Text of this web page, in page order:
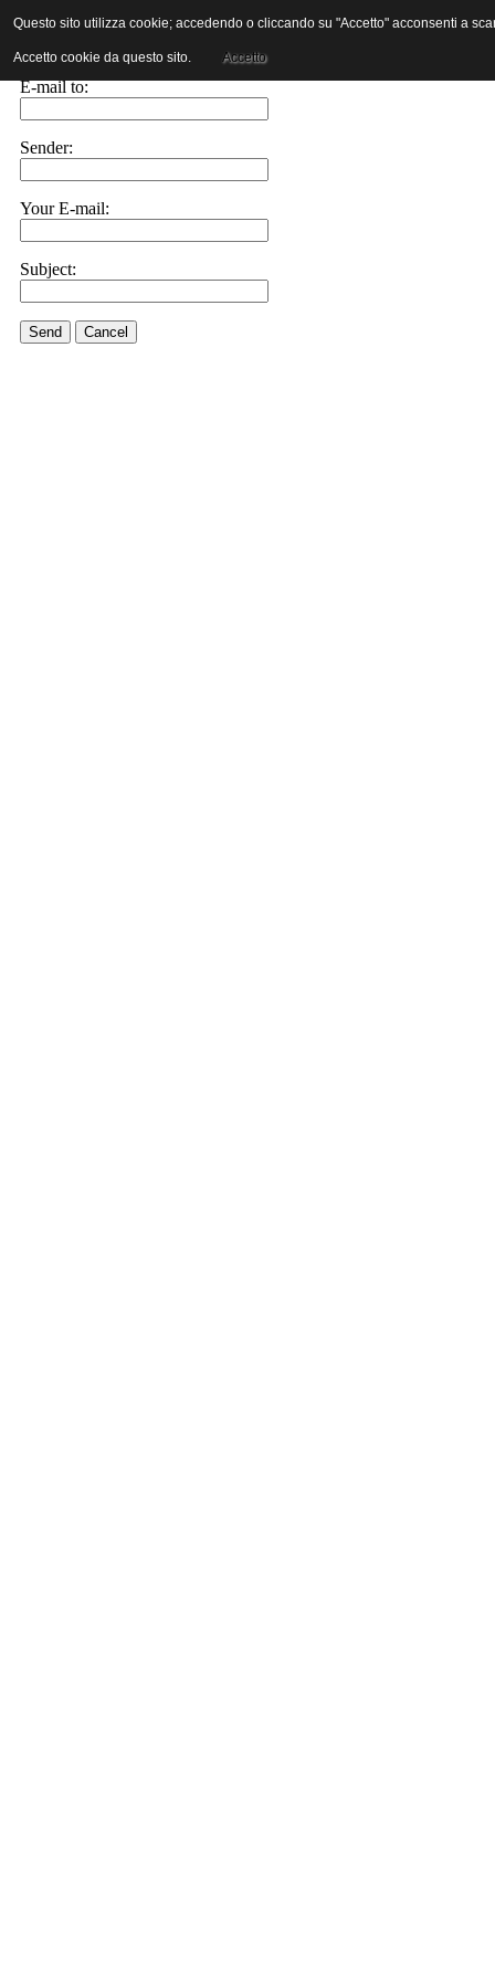
E-mail this link to a friend.
E-mail to:
Sender:
Your E-mail:
Subject:
Send Cancel
Questo sito utilizza cookie; accedendo o cliccando su "Accetto" acconsenti a
Accetto cookie da questo sito. Accetto